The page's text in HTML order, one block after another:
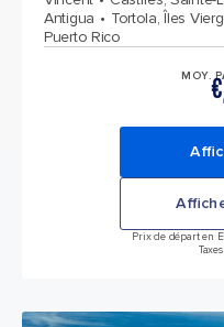
Antigua
Tortola, Îles
Puerto Rico
MOY.€
Prix de départ en